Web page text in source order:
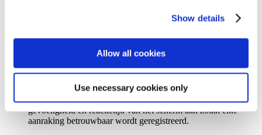
Show details
Allow all cookies
Use necessary cookies only
Verhoog het contrast of activeer een
beperking, maar ook leerlingen die moeite hebben met
Lettergrootte en lettertype:Gebruik grote, schreefloze
lettertypes zoals Arial of Verdana. Vermijd drukke
Aanraakgevoeligheid:Sommige leerlingen drukken hard,
anderen raken het scherm nauwelijks aan. Pas de
gevoeligheid en reactietijd van het scherm aan zodat elke
aanraking betrouwbaar wordt geregistreerd.